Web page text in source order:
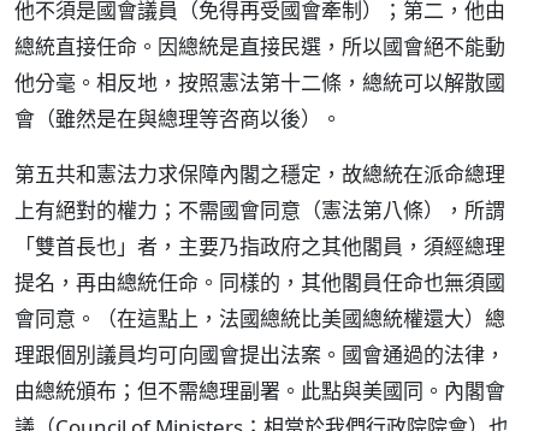
他不須是國會議員（免得再受國會牽制）；第二，他由
總統直接任命。因總統是直接民選，所以國會絕不能動
他分毫。相反地，按照憲法第十二條，總統可以解散國
會（雖然是在與總理等咨商以後）。
第五共和憲法力求保障內閣之穩定，故總統在派命總理
上有絕對的權力；不需國會同意（憲法第八條），所謂
「雙首長也」者，主要乃指政府之其他閣員，須經總理
提名，再由總統任命。同樣的，其他閣員任命也無須國
會同意。（在這點上，法國總統比美國總統權還大）總
理跟個別議員均可向國會提出法案。國會通過的法律，
由總統頒布；但不需總理副署。此點與美國同。內閣會